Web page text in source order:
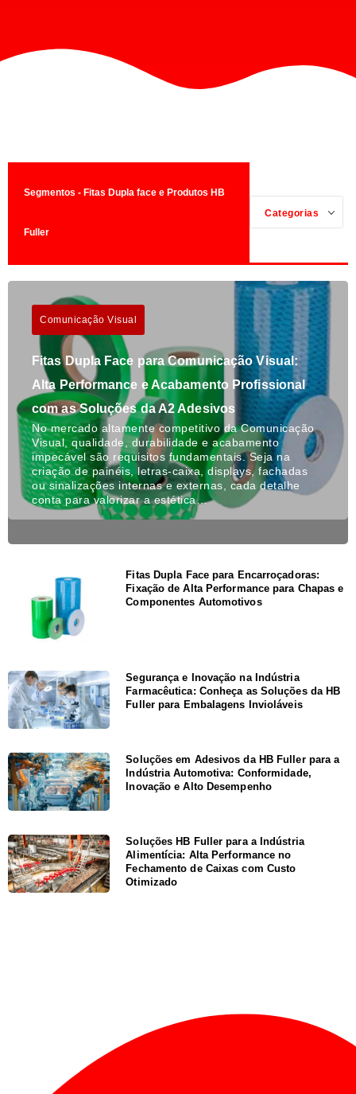
Segmentos - Fitas Dupla face e Produtos HB
Fuller
Categorias
Comunicação Visual
Fitas Dupla Face para Comunicação Visual:
Alta Performance e Acabamento Profissional
com as Soluções da A2 Adesivos
No mercado altamente competitivo da Comunicação
Visual, qualidade, durabilidade e acabamento
impecável são requisitos fundamentais. Seja na
criação de painéis, letras-caixa, displays, fachadas
ou sinalizações internas e externas, cada detalhe
conta para valorizar a estética…
Fitas Dupla Face para Encarroçadoras:
Fixação de Alta Performance para Chapas e
Componentes Automotivos
Segurança e Inovação na Indústria
Farmacêutica: Conheça as Soluções da HB
Fuller para Embalagens Invioláveis
Soluções em Adesivos da HB Fuller para a
Indústria Automotiva: Conformidade,
Inovação e Alto Desempenho
Soluções HB Fuller para a Indústria
Alimentícia: Alta Performance no
Fechamento de Caixas com Custo
Otimizado